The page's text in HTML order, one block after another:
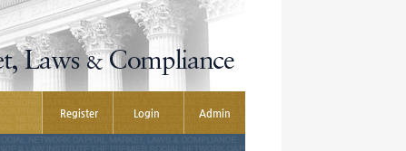
Register Login Admin